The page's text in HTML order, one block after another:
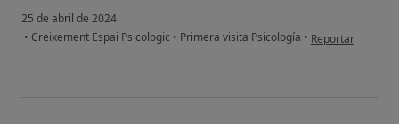
25 de abril de 2024
• Creixement Espai Psicologic • Primera visita Psicología • en opinión del
Reportar